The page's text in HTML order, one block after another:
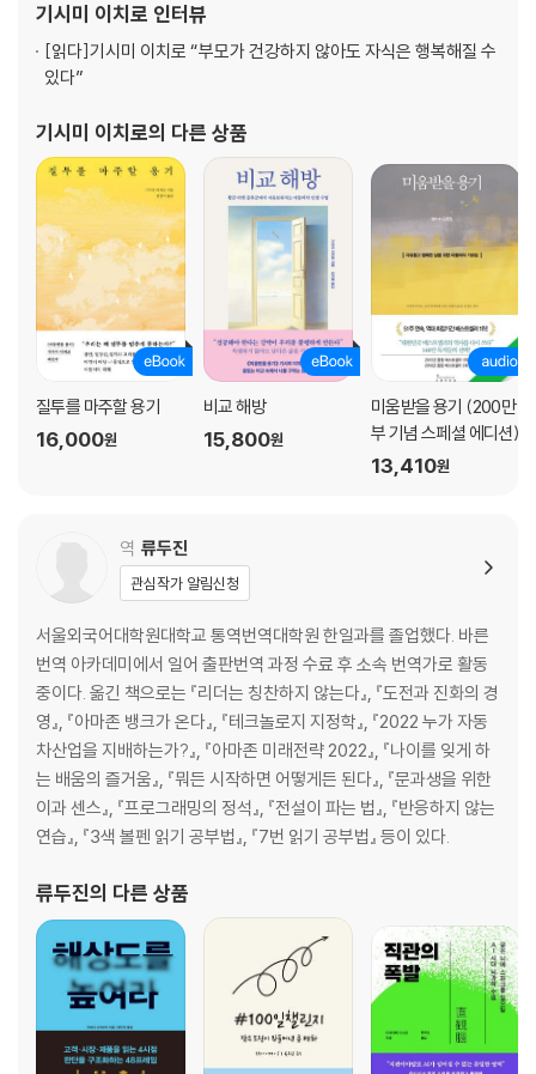
8 리더로서 할 수 있는 일을 생각하라
9 웃음이 있는 직장을 만들어라
10 리더에게 필요한 정성과 친절, 관대함의 의미
12 직원 탓을 하지 마라
13 분위기를 바꿀 용기를 가져라
3장 혼돈의 시대, 리더가 가져야 하는 것
1 결단할 용기
2 결정할 용기
3 변화할 용기
2부 리더십에 관한 개인적인 경험과 Q&A
4장 리더십에 관해 아들러 심리학에서 배운 것들
1 과제의 분리
5장 좋은 리더가 되고 싶은 사람들과의 대화
1 직원의 유약함과 완고함에 관하여
2 리더의 생각을 전하는 것에 관하여
3 혼내는 것과 칭찬하는 것, 그리고 예의에 관하여
4 혼내지 않는 것과 얕보이는 것, 타인에게 받는 평가에 관하여
5 자기 자신의 의욕에 관하여
6 열정이 없는 직원에 대한 고민에 관하여
마치며
해주고 있다. 『기시미 이치로의 삶과 죽음』, 『
기시미 이치로 인터뷰
[읽다]기시미 이치로 “부모가 건강하지 않아도 자식은 행복해질 수
있다”
기시미 이치로의 다른 상품
질투를 마주할 용기
16,000원
비교 해방
15,800원
미움받을 용기 (200만
부 기념 스페셜 에디션)
13,410원
역 류두진
관심작가 알림신청
서울외국어대학원대학교 통역번역대학원 한일과를 졸업했다. 바른
번역 아카데미에서 일어 출판번역 과정 수료 후 소속 번역가로 활동
중이다. 옮긴 책으로는 『리더는 칭찬하지 않는다』, 『도전과 진화의 경
영』, 『아마존 뱅크가 온다』, 『테크놀로지 지정학』, 『2022 누가 자동
차산업을 지배하는가?』, 『아마존 미래전략 2022』, 『나이를 잊게 하
는 배움의 즐거움』, 『뭐든 시작하면 어떻게든 된다』, 『문과생을 위한
이과 센스』, 『프로그래밍의 정석』, 『전설이 파는 법』, 『반응하지 않는
연습』, 『3색 볼펜 읽기 공부법』, 『7번 읽기 공부법』 등이 있다.
류두진의 다른 상품